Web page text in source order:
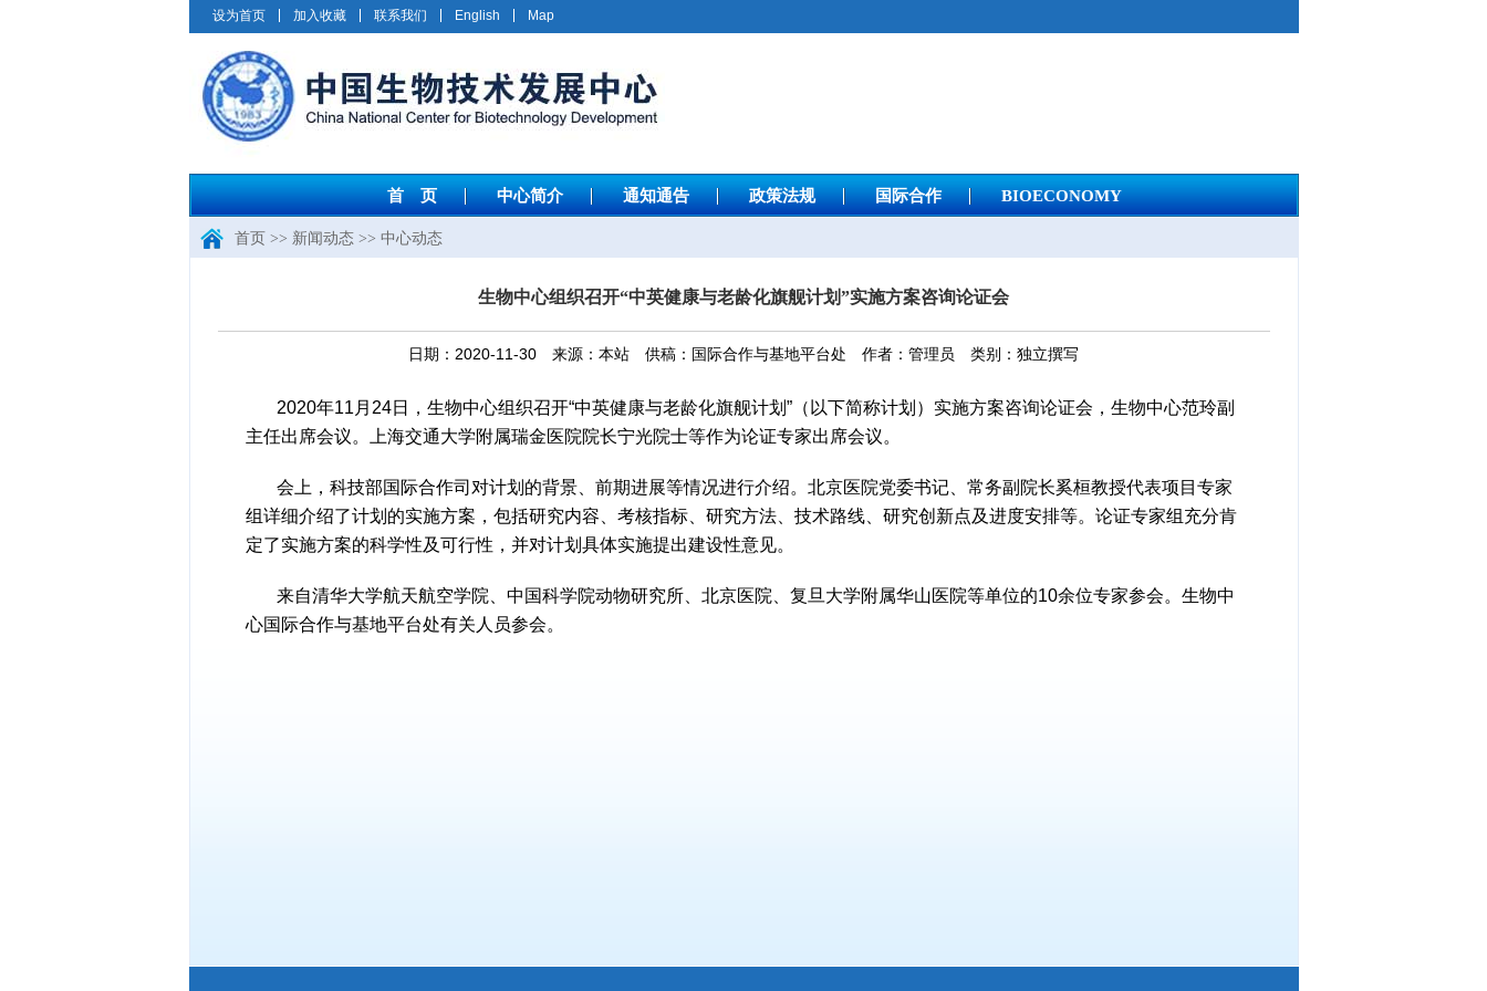
设为首页 加入收藏 联系我们 English Map
首 页 中心简介 通知通告 政策法规 国际合作 BIOECONOMY
首页 >> 新闻动态>> 中心动态
生物中心组织召开“中英健康与老龄化旗舰计划”实施方案咨询论证会
日期：2020-11-30 来源：本站 供稿：国际合作与基地平台处 作者：管理员 类别：独立撰写
2020年11月24日，生物中心组织召开“中英健康与老龄化旗舰计划”（以下简称计划）实施方案咨询论证会，生物中心范玲副
主任出席会议。上海交通大学附属瑞金医院院长宁光院士等作为论证专家出席会议。
会上，科技部国际合作司对计划的背景、前期进展等情况进行介绍。北京医院党委书记、常务副院长奚桓教授代表项目专家
组详细介绍了计划的实施方案，包括研究内容、考核指标、研究方法、技术路线、研究创新点及进度安排等。论证专家组充分肯
定了实施方案的科学性及可行性，并对计划具体实施提出建设性意见。
来自清华大学航天航空学院、中国科学院动物研究所、北京医院、复旦大学附属华山医院等单位的10余位专家参会。生物中
心国际合作与基地平台处有关人员参会。